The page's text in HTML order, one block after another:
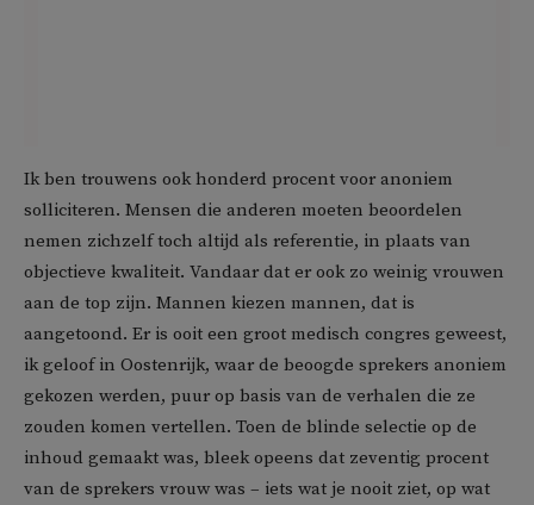
Ik ben trouwens ook honderd procent voor anoniem
solliciteren. Mensen die anderen moeten beoordelen
nemen zichzelf toch altijd als referentie, in plaats van
objectieve kwaliteit. Vandaar dat er ook zo weinig vrouwen
aan de top zijn. Mannen kiezen mannen, dat is
aangetoond. Er is ooit een groot medisch congres geweest,
ik geloof in Oostenrijk, waar de beoogde sprekers anoniem
gekozen werden, puur op basis van de verhalen die ze
zouden komen vertellen. Toen de blinde selectie op de
inhoud gemaakt was, bleek opeens dat zeventig procent
van de sprekers vrouw was – iets wat je nooit ziet, op wat